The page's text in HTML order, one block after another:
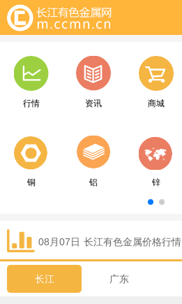
行情 资讯 商城
铜 铝 锌
08月07日 长江有色金属价格行情
长江 广东